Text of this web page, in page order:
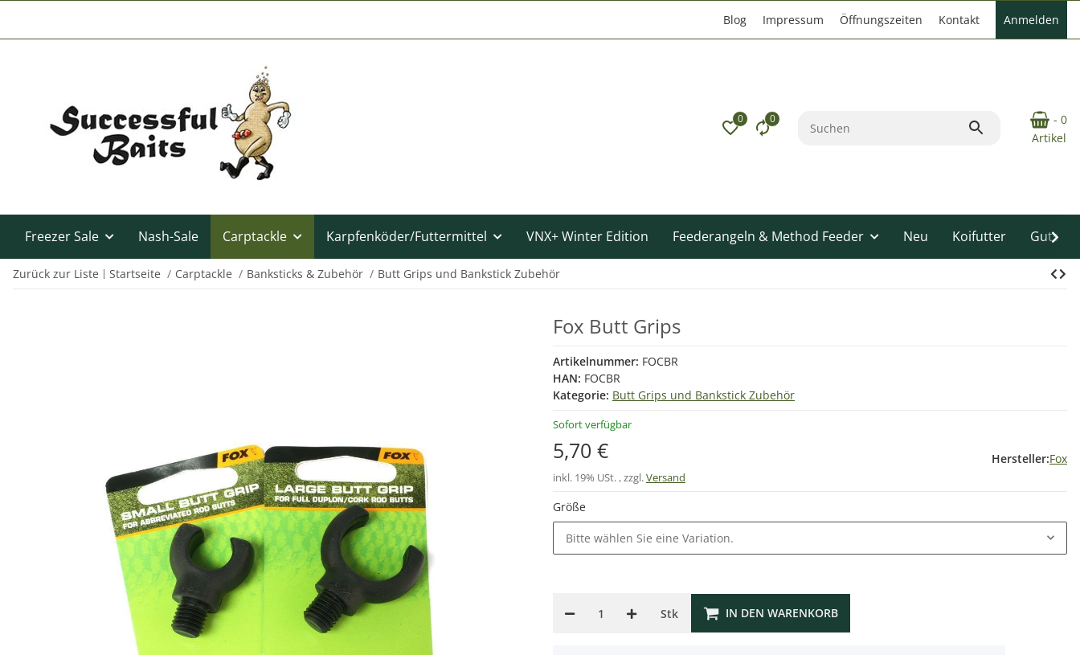
Blog Impressum Öffnungszeiten Kontakt Anmelden
0 0
- 0
Artikel
Freezer Sale Nash-Sale Carptackle Karpfenköder/Futtermittel VNX+ Winter Edition Feederangeln & Method Feeder Neu Koifutter
Zurück zur Liste Startseite Carptackle Banksticks & Zubehör Butt Grips und Bankstick Zubehör
Fox Butt Grips
Artikelnummer: FOCBR
HAN: FOCBR
Kategorie: Butt Grips und Bankstick Zubehör
Sofort verfügbar
5,70 €
inkl. 19% USt. , zzgl.Versand
Hersteller:Fox
Größe
Bitte wählen Sie eine Variation.
Stk IN DEN WARENKORB